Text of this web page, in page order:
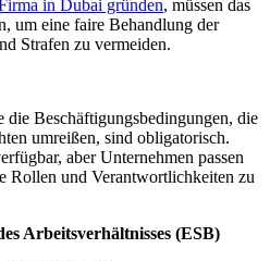
in Dubai gründen, müssen das
um eine faire Behandlung der
Strafen zu vermeiden.
die Beschäftigungsbedingungen, die
umreißen, sind obligatorisch.
aber Unternehmen passen
Rollen und Verantwortlichkeiten zu
Arbeitsverhältnisses (ESB)